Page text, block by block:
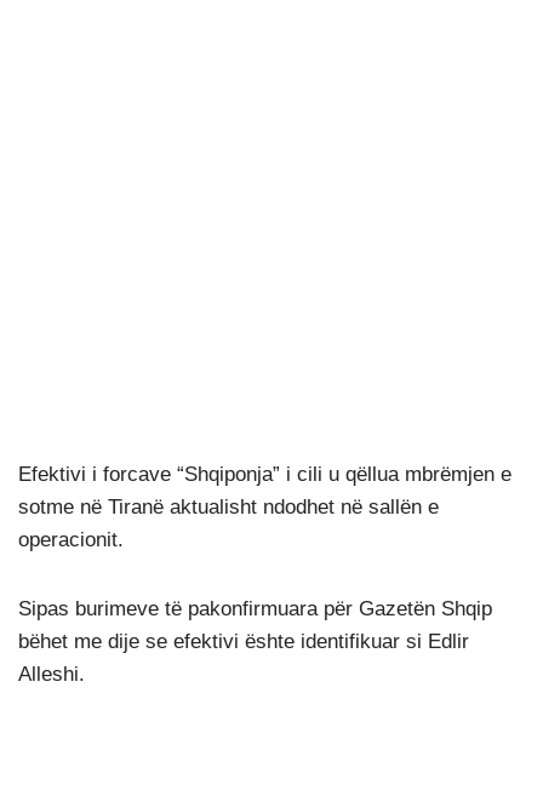
Efektivi i forcave “Shqiponja” i cili u qëllua mbrëmjen e
sotme në Tiranë aktualisht ndodhet në sallën e
operacionit.
Sipas burimeve të pakonfirmuara për Gazetën Shqip
bëhet me dije se efektivi ështe identifikuar si Edlir
Alleshi.